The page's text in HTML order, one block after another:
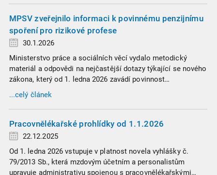
MPSV zveřejnilo informaci k povinnému penzijnímu
spoření pro rizikové profese
30.1.2026
Ministerstvo práce a sociálních věcí vydalo metodický
materiál a odpovědi na nejčastější dotazy týkající se nového
zákona, který od 1. ledna 2026 zavádí povinnost
zaměstnavatelů přispívat na spoření na stáří zaměstnancům
v náročných profesích.
...celý článek
Pracovnělékařské prohlídky od 1.1.2026
22.12.2025
Od 1. ledna 2026 vstupuje v platnost novela vyhlášky č.
79/2013 Sb., která mzdovým účetním a personalistům
upravuje administrativu spojenou s pracovnělékařskými